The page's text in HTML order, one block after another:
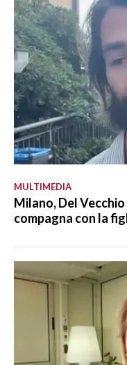
MULTIMEDIA
Milano, Del
compagna con la